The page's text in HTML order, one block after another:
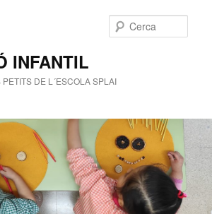
INFANTIL
DE L´ESCOLA SPLAI